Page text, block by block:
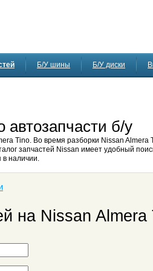
Б/У шины Б/У диски
автозапчасти б/у
Tino. Во время разборки Nissan
запчастей Nissan имеет удобный
в наличии.
на Nissan Almera